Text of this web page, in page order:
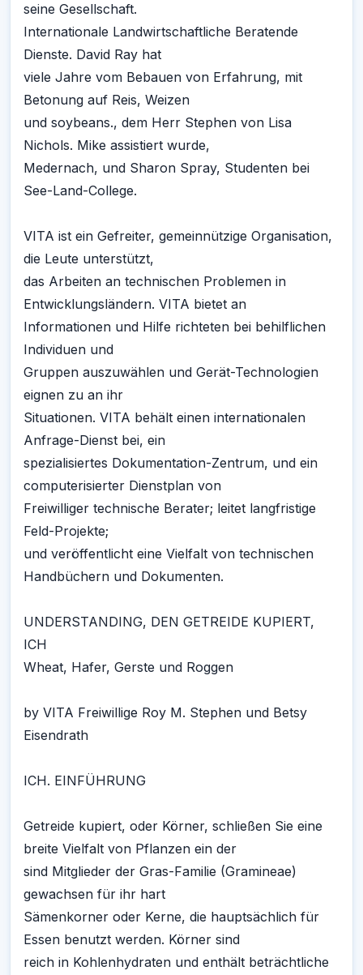
seine Gesellschaft.
Internationale Landwirtschaftliche Beratende
Dienste. David Ray hat
viele Jahre vom Bebauen von Erfahrung, mit
Betonung auf Reis, Weizen
und soybeans., dem Herr Stephen von Lisa
Nichols. Mike assistiert wurde,
Medernach, und Sharon Spray, Studenten bei
See-Land-College.
VITA ist ein Gefreiter, gemeinnützige Organisation,
die Leute unterstützt,
das Arbeiten an technischen Problemen in
Entwicklungsländern. VITA bietet an
Informationen und Hilfe richteten bei behilflichen
Individuen und
Gruppen auszuwählen und Gerät-Technologien
eignen zu an ihr
Situationen. VITA behält einen internationalen
Anfrage-Dienst bei, ein
spezialisiertes Dokumentation-Zentrum, und ein
computerisierter Dienstplan von
Freiwilliger technische Berater; leitet langfristige
Feld-Projekte;
und veröffentlicht eine Vielfalt von technischen
Handbüchern und Dokumenten.
UNDERSTANDING, DEN GETREIDE KUPIERT,
ICH
Wheat, Hafer, Gerste und Roggen
by VITA Freiwillige Roy M. Stephen und Betsy
Eisendrath
ICH. EINFÜHRUNG
Getreide kupiert, oder Körner, schließen Sie eine
breite Vielfalt von Pflanzen ein der
sind Mitglieder der Gras-Familie (Gramineae)
gewachsen für ihr hart
Sämenkorner oder Kerne, die hauptsächlich für
Essen benutzt werden. Körner sind
reich in Kohlenhydraten und enthält beträchtliche